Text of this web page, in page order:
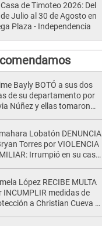
de Timoteo 2026: Del
Julio al 30 de Agosto en
Plaza - Independencia
Bayly BOTÓ a sus dos
de su departamento por
Núñez y ellas tomaron
Lobatón DENUNCIA
Torres por VIOLENCIA
Irrumpió en su casa
López RECIBE MULTA
INCUMPLIR medidas de
a Christian Cueva y